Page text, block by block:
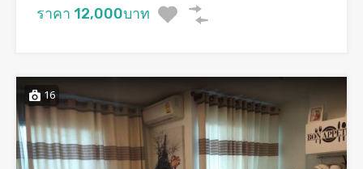
ราคา 12,000บาท
16